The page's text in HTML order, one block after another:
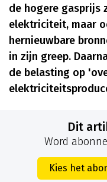
de hogere gasprijs
elektriciteit, maar
hernieuwbare
in zijn greep.
de belasting op
Dit
Word
Kies het